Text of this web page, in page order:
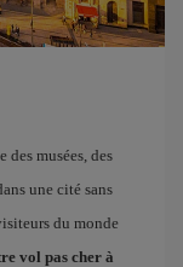
des musées, des
une cité sans
du monde
vol pas cher à